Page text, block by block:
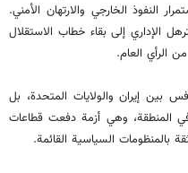
النفوذ الخارجي والارتهان الأمني.
الإداري إلى بقاء خطاب الاستقلال
الرأي العام.
بين إيران والولايات المتحدة، بل
المنطقة، وهي أزمة دفعت قطاعات
بالمنظومات السياسية القائمة.